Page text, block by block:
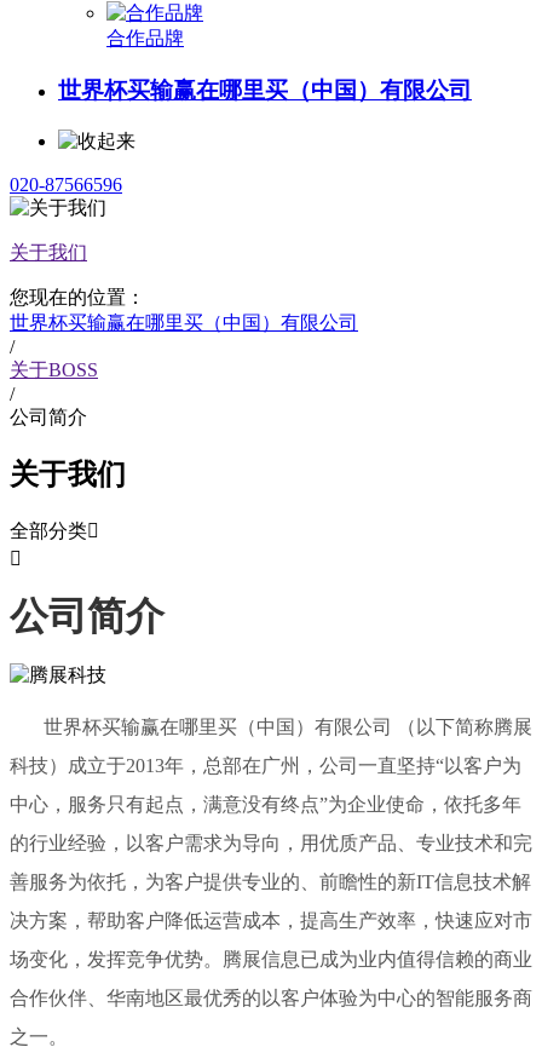
合作品牌
世界杯买输赢在哪里买（中国）有限公司
020-87566596
关于我们
您现在的位置：
世界杯买输赢在哪里买（中国）有限公司
/
关于BOSS
/
公司简介
关于我们
全部分类

公司简介
世界杯买输赢在哪里买（中国）有限公司 （以下简称腾展
科技）成立于2013年，总部在广州，公司一直坚持“以客户为
中心，服务只有起点，满意没有终点”为企业使命，依托多年
的行业经验，以客户需求为导向，用优质产品、专业技术和完
善服务为依托，为客户提供专业的、前瞻性的新IT信息技术解
决方案，帮助客户降低运营成本，提高生产效率，快速应对市
场变化，发挥竞争优势。腾展信息已成为业内值得信赖的商业
合作伙伴、华南地区最优秀的以客户体验为中心的智能服务商
之一。